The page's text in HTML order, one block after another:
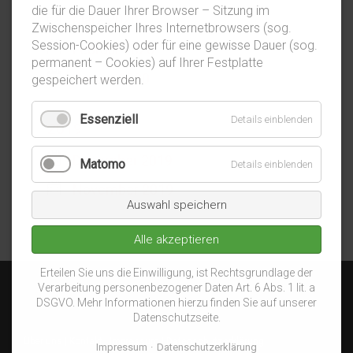
März 2020
Februar 2020
Januar 2020
2019
Dezember 2019
November 2019
Kontakt Impressum| Datenschutzerklärung
die für die Dauer Ihrer Browser – Sitzung im
Zwischenspeicher Ihres Internetbrowsers (sog.
Session-Cookies) oder für eine gewisse Dauer (sog.
permanent – Cookies) auf Ihrer Festplatte
gespeichert werden.
Essenziell Details einblenden
Matomo Details einblenden
Auswahl speichern
Alle akzeptieren
Erteilen Sie uns die Einwilligung, ist Rechtsgrundlage der
Verarbeitung personenbezogener Daten Art. 6 Abs. 1 lit. a
DSGVO. Mehr Informationen hierzu finden Sie auf unserer
Datenschutzseite.
Impressum Datenschutzerklärung